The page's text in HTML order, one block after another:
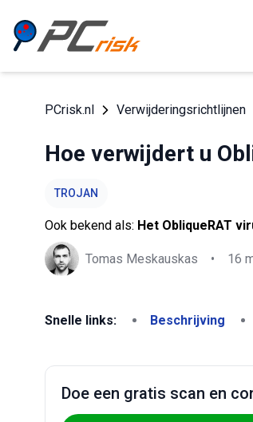
PCrisk.nl Verwijderingsrichtlijnen
Hoe verwijdert u
TROJAN
Ook bekend als: Het ObliqueRAT
Tomas Meskauskas • 16
Snelle links: Beschrijving
Doe een gratis scan en